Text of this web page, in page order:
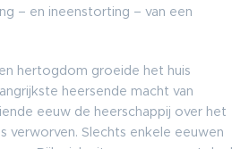
– en ineenstorting – van een
hertogdom groeide het huis
heersende macht van
eeuw de heerschappij over het
verworven. Slechts enkele eeuwen